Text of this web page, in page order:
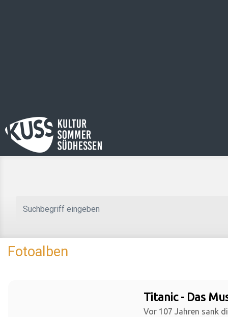
Fotoalben
Titanic - Das
Vor 107 Jahren sank